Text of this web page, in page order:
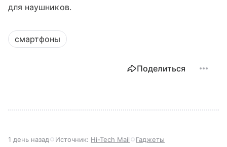
для наушников.
смартфоны
Поделиться
1 день назад Источник: Hi-Tech Mail Гаджеты